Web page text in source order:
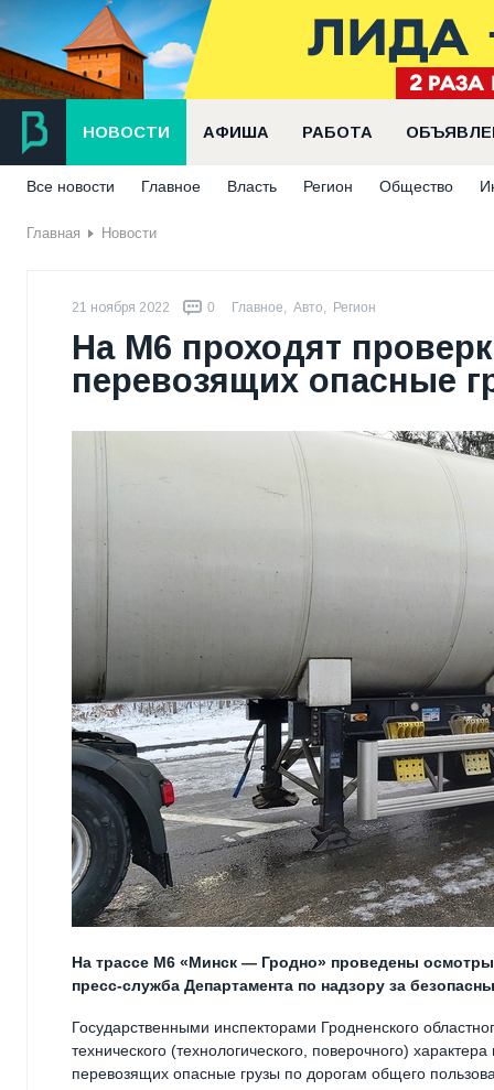
НОВОСТИ АФИША РАБОТА
Все новости Главное Власть Регион Общество
Главная Новости
21 ноября 2022 0 Главное, Авто, Регион
На М6 проходят
перевозящих опасные
На трассе М6 «Минск — Гродно» проведены
пресс-служба Департамента по надзору за
Государственными инспекторами Гродненского
технического (технологического, поверочного)
перевозящих опасные грузы по дорогам общего